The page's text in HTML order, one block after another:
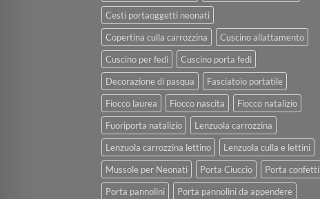
Cesti portaoggetti neonati
Copertina culla carrozzina
Cuscino allattamento
Cuscino per fedi
Cuscino porta fedi
Decorazione di pasqua
Fasciatoio portatile
Fiocco laurea
Fiocco nascita
Fiocco natalizio
Fuoriporta natalizio
Lenzuola carrozzina
Lenzuola carrozzina lettino
Lenzuola culla e lettini
Mussole per Neonati
Porta Ciuccio
Porta confetti
Porta pannolini
Porta pannolini da appendere